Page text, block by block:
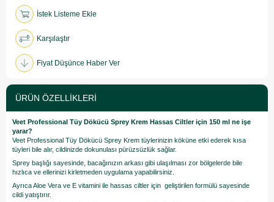
İstek Listeme Ekle
Karşılaştır
Fiyat Düşünce Haber Ver
ÜRÜN ÖZELLIKLERI
Veet Professional Tüy Dökücü Sprey Krem Hassas Ciltler için 150 ml ne işe
yarar?
Veet Professional Tüy Dökücü Sprey Krem tüylerinizin köküne etki ederek kısa
tüyleri bile alır, cildinizde dokunulası pürüzsüzlük sağlar.
Sprey başlığı sayesinde, bacağınızın arkası gibi ulaşılması zor bölgelerde bile
hızlıca ve ellerinizi kirletmeden uygulama yapabilirsiniz.
Ayrıca Aloe Vera ve E vitamini ile hassas ciltler için geliştirilen formülü sayesinde
cildi yatıştırır.